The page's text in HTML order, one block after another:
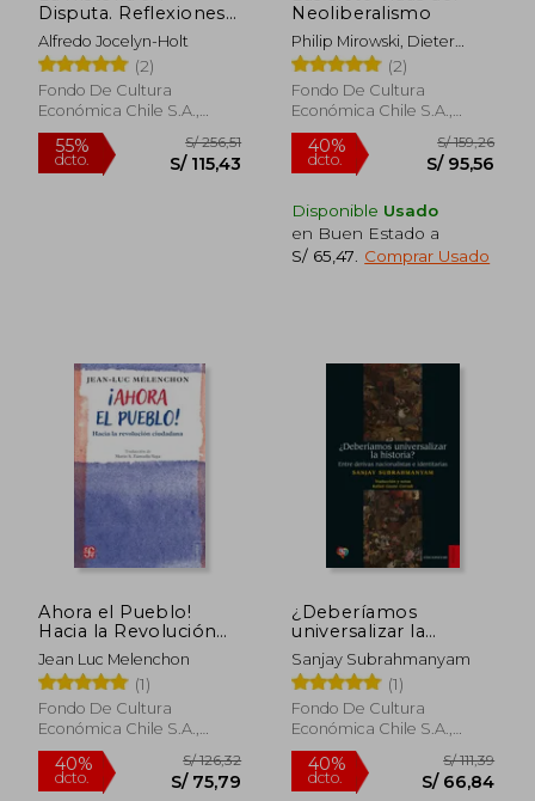
S/ 168,91 40%
55%
dcto.
S/ 191,26
S/ 86,07
20%
dcto.
S/
S/
Rápido
Disputa. Reflexiones y
Debates (1991-2024)
Alfredo Jocelyn-Holt
(2)
Fondo De Cultura
Económica Chile S.A.,
2025, 1 Edición, Tapa
Blanda, Nuevo
Neoliberalismo
Philip Mirowski, Dieter
Plehwe, Quinn Slobodian
(editores)
(2)
Fondo De Cultura
Económica Chile S.A.,
2023, 1 Edición, Tapa
Blanda, Nuevo
Disponible Usado
en Buen Estado a
S/ 65,47
Comprar Usado
Ahora el Pueblo!
Hacia la Revolución
Ciudadana
Jean Luc Melenchon
(1)
Fondo De Cultura
Económica Chile S.A.,
2025, 1 Edición, Tapa
Blanda, Nuevo
¿Deberíamos
universalizar la
historia? Entre derivas
nacionalistas e
identitarias
Sanjay Subrahmanyam
(1)
Fondo De Cultura
Económica Chile S.A.,
2024, Tapa Blanda, Nuevo